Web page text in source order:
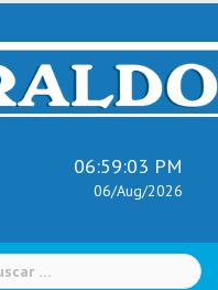
06:59:04 PM
06/Aug/2026